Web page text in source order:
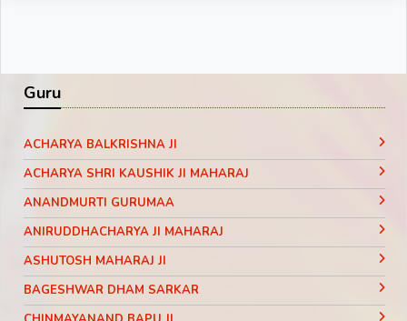
Guru
ACHARYA BALKRISHNA JI
ACHARYA SHRI KAUSHIK JI MAHARAJ
ANANDMURTI GURUMAA
ANIRUDDHACHARYA JI MAHARAJ
ASHUTOSH MAHARAJ JI
BAGESHWAR DHAM SARKAR